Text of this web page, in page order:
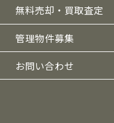
無料売却・買取査定
管理物件募集
お問い合わせ